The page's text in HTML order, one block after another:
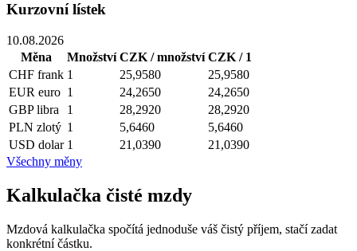
Kurzovní lístek
10.08.2026
Měna
Množství CZK / množství CZK / 1
CHF frank 1 25,9580
25,9580
EUR euro 1 24,2650
24,2650
GBP libra 1 28,2920
28,2920
PLN zlotý 1 5,6460
5,6460
USD dolar 1 21,0390
21,0390
Všechny měny
Kalkulačka čisté mzdy
Mzdová kalkulačka spočítá jednoduše váš čistý příjem, stačí zadat
konkrétní částku.